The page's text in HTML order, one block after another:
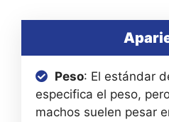
Peso: El estándar
especifica el peso,
machos suelen pesar